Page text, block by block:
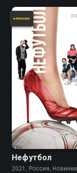
Нефутбол
2021, Россия, Новинки